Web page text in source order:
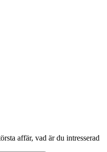
affär, vad är du intresserad